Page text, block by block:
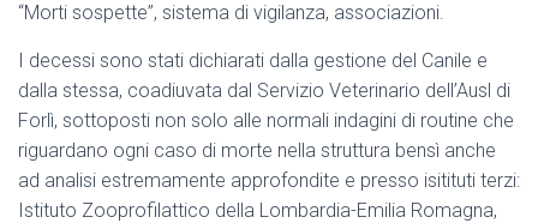
“Morti sospette”, sistema di vigilanza, associazioni.
I decessi sono stati dichiarati dalla gestione del Canile e
dalla stessa, coadiuvata dal Servizio Veterinario dell’Ausl di
Forlì, sottoposti non solo alle normali indagini di routine che
riguardano ogni caso di morte nella struttura bensì anche
ad analisi estremamente approfondite e presso isitituti terzi:
Istituto Zooprofilattico della Lombardia-Emilia Romagna,